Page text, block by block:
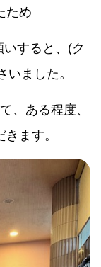
ため
すると、(ク
いました。
、ある程度、
ます。